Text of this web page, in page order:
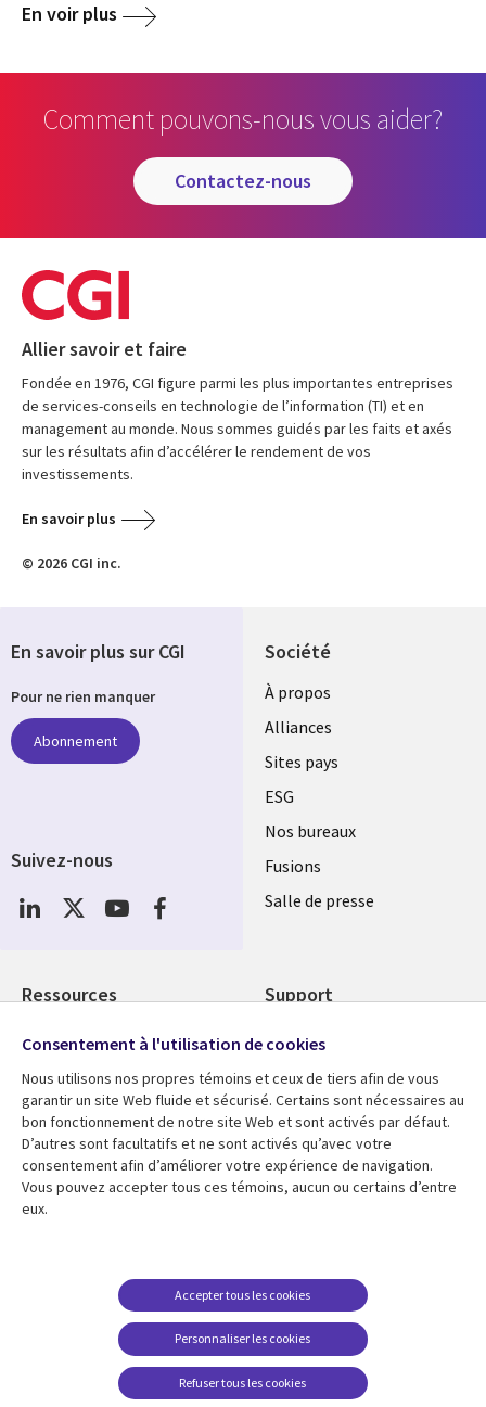
En voir plus
Comment pouvons-nous vous aider?
contactez-nous
Allier savoir et faire
Fondée en 1976, CGI figure parmi les plus importantes entreprises
de services-conseils en technologie de l’information (TI) et en
management au monde. Nous sommes guidés par les faits et axés
sur les résultats afin d’accélérer le rendement de vos
investissements.
En savoir plus
© 2026 CGI inc.
Société
À propos
Alliances
Sites pays
ESG
Nos bureaux
Fusions
Salle de presse
Ressources
Articles
Blogues
Études de cas
Événements
Baladodiffusions
Vidéos
Support
Accessibilité
Données Personnelles
Restrictions et
conditions juridiques
Carrières FAQ
Centre de gestion des
En savoir plus sur CGI
Pour ne rien manquer
Abonnement
Suivez-nous
Social
Media
Consentement à l'utilisation de cookies
Nous utilisons nos propres témoins et ceux de tiers afin de vous
garantir un site Web fluide et sécurisé. Certains sont nécessaires au
bon fonctionnement de notre site Web et sont activés par défaut.
D’autres sont facultatifs et ne sont activés qu’avec votre
consentement afin d’améliorer votre expérience de navigation.
Vous pouvez accepter tous ces témoins, aucun ou certains d’entre
eux.
Personnaliser les cookies
Accepter tous les cookies
Refuser tous les cookies